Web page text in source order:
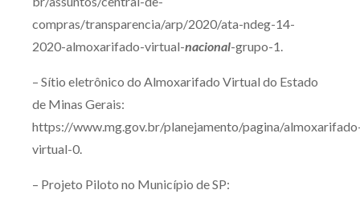
compras/transparencia/arp/2020/ata-ndeg-14-
2020-almoxarifado-virtual-nacional-grupo-1.
– Sítio eletrônico do Almoxarifado Virtual do Estado
de Minas Gerais:
https://www.mg.gov.br/planejamento/pagina/
virtual-0.
– Projeto Piloto no Município de SP: